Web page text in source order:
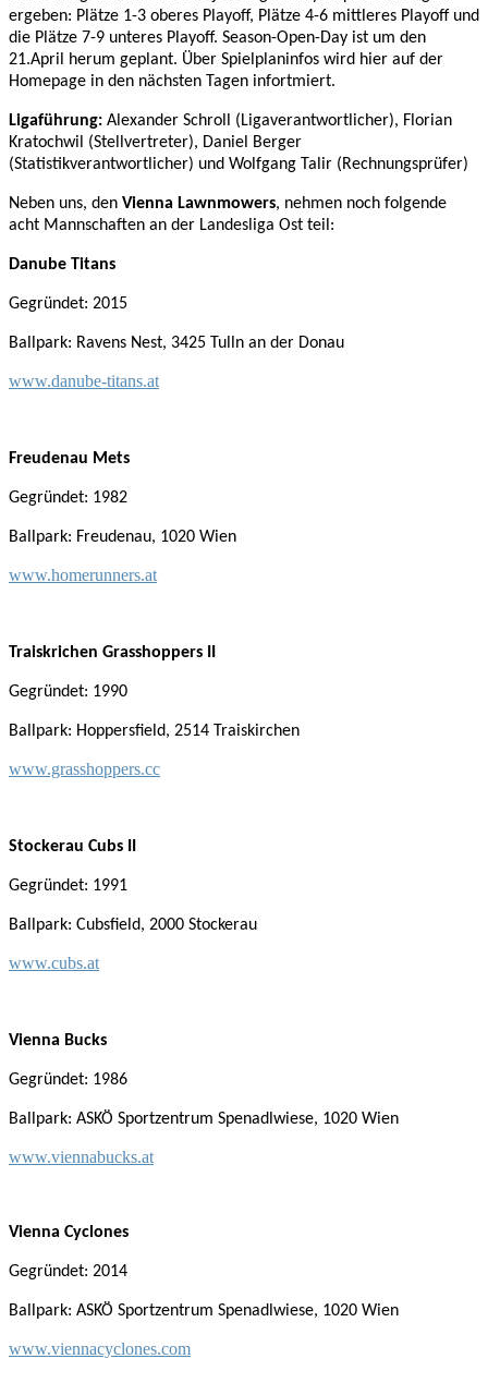
ergeben: Plätze 1-3 oberes Playoff, Plätze 4-6 mittleres Playoff und
die Plätze 7-9 unteres Playoff. Season-Open-Day ist um den
21.April herum geplant. Über Spielplaninfos wird hier auf der
Homepage in den nächsten Tagen infortmiert.
Ligaführung: Alexander Schroll (Ligaverantwortlicher), Florian
Kratochwil (Stellvertreter), Daniel Berger
(Statistikverantwortlicher) und Wolfgang Talir (Rechnungsprüfer)
Neben uns, den Vienna Lawnmowers, nehmen noch folgende
acht Mannschaften an der Landesliga Ost teil:
Danube Titans
Gegründet: 2015
Ballpark: Ravens Nest, 3425 Tulln an der Donau
www.danube-titans.at
Freudenau Mets
Gegründet: 1982
Ballpark: Freudenau, 1020 Wien
www.homerunners.at
Traiskrichen Grasshoppers II
Gegründet: 1990
Ballpark: Hoppersfield, 2514 Traiskirchen
www.grasshoppers.cc
Stockerau Cubs II
Gegründet: 1991
Ballpark: Cubsfield, 2000 Stockerau
www.cubs.at
Vienna Bucks
Gegründet: 1986
Ballpark: ASKÖ Sportzentrum Spenadlwiese, 1020 Wien
www.viennabucks.at
Vienna Cyclones
Gegründet: 2014
Ballpark: ASKÖ Sportzentrum Spenadlwiese, 1020 Wien
www.viennacyclones.com